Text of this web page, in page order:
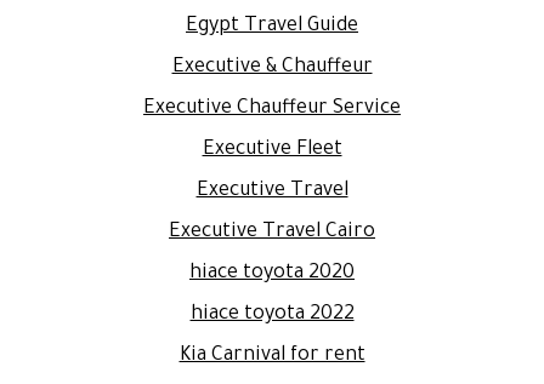
Egypt Travel Guide
Executive & Chauffeur
Executive Chauffeur Service
Executive Fleet
Executive Travel
Executive Travel Cairo
hiace toyota 2020
hiace toyota 2022
Kia Carnival for rent